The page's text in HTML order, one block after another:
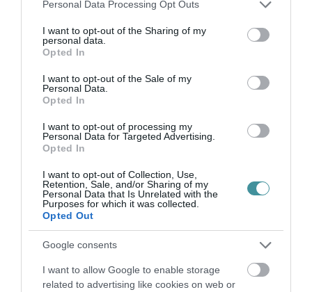
not limited to your visit or usage behaviour. You may click to
grant or deny consent to Google and its third-party tags to
use your data for below specified purposes in below Google
consent section.
Personal Data Processing Opt Outs
I want to opt-out of the Sharing of my
personal data.
Opted In
I want to opt-out of the Sale of my
Personal Data.
Opted In
I want to opt-out of processing my
Personal Data for Targeted Advertising.
Opted In
I want to opt-out of Collection, Use,
Retention, Sale, and/or Sharing of my
Personal Data that Is Unrelated with the
Purposes for which it was collected.
Opted Out
Google consents
I want to allow Google to enable storage
related to advertising like cookies on web or
parlament népjóléti bizottságának éléről. A
baloldali politikus először egy álmentőssel
lejáratására, majd odáig süllyedt, hogy
halálozási statisztikákat hamisított. A járvány
elleni védekezést folyamatosan támadó
baloldal egy ilyen embert tart a
legalkalmasabbnak az egészségüggyel is
foglalkozó testület élére. Ez elfogadhatatlan" -
fogalmazott a kormánypárt parlamenti
frakciója.